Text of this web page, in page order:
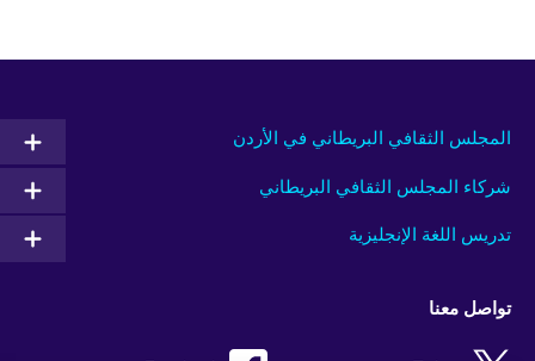
المجلس الثقافي البريطاني في الأردن
شركاء المجلس الثقافي البريطاني
تدريس اللغة الإنجليزية
تواصل معنا